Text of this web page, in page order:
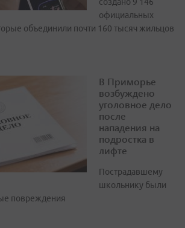
создано 9 146
официальных
объединили почти 160 тысяч жильцов
В Приморье
возбуждено
уголовное дело
после
нападения на
подростка в
лифте
Пострадавшему
школьнику были
повреждения